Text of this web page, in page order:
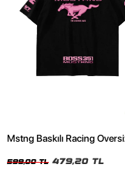
Mstng Baskılı Racing
599,00 TL 479,20 TL